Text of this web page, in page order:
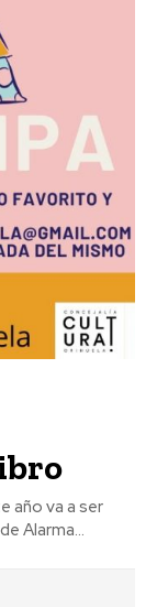
año va a ser
Alarma...